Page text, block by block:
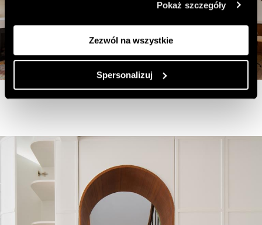
Pokaż szczegóły
Zezwól na wszystkie
Spersonalizuj